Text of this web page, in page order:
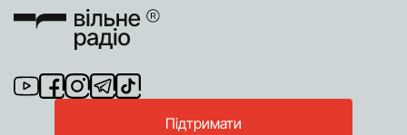
Підтримати